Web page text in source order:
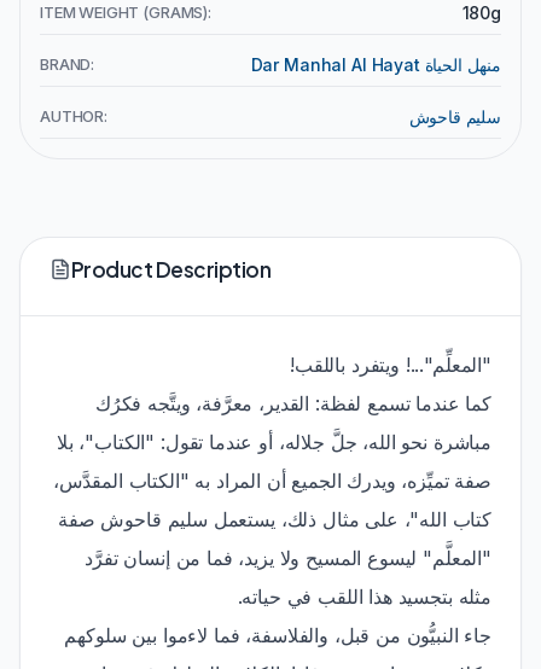
ITEM WEIGHT (GRAMS): 180g
BRAND: Dar Manhal Al Hayat منهل الحياة
AUTHOR: سليم قاحوش
Product Description
"المعلِّم"...! ويتفرد باللقب!
كما عندما تسمع لفظة: القدير، معرَّفة، ويتَّجه فكرُك
مباشرة نحو الله، جلَّ جلاله، أو عندما تقول: "الكتاب"، بلا
صفة تميِّزه، ويدرك الجميع أن المراد به "الكتاب المقدَّس،
كتاب الله"، على مثال ذلك، يستعمل سليم قاحوش صفة
"المعلَّم" ليسوع المسيح ولا يزيد، فما من إنسان تفرَّد
مثله بتجسيد هذا اللقب في حياته.
جاء النبيُّون من قبل، والفلاسفة، فما لاءموا بين سلوكهم